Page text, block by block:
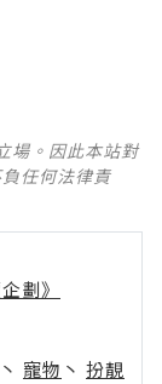
場。因此本站對
任何法律責
劃》
丶 寵物 丶 扮靚